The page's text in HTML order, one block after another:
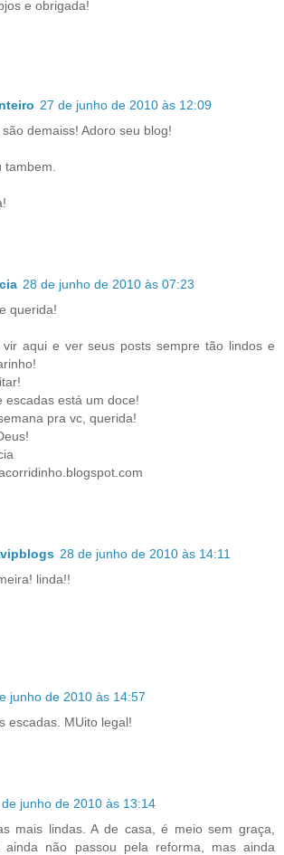
e obrigada!
27 de junho de 2010 às 12:09
demaiss! Adoro seu blog!
28 de junho de 2010 às 07:23
querida!
aqui e ver seus posts sempre tão lindos e
escadas está um doce!
pra vc, querida!
28 de junho de 2010 às 14:11
linda!!
junho de 2010 às 14:57
escadas. MUito legal!
de junho de 2010 às 13:14
mais lindas. A de casa, é meio sem graça,
não passou pela reforma, mas ainda